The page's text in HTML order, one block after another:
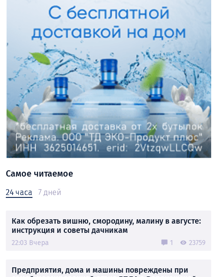
Самое читаемое
24 часа 7 дней
Как обрезать вишню, смородину, малину в августе:
инструкция и советы дачникам
22:03 Вчера 1 23759
Предприятия, дома и машины повреждены при